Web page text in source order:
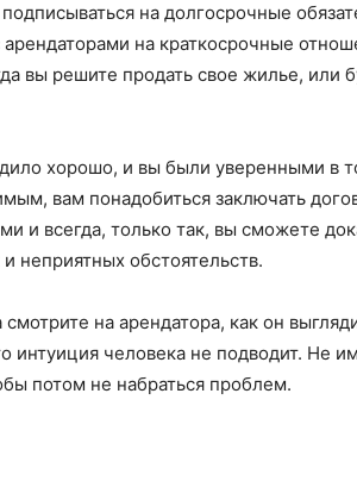
на долгосрочные
арендаторами на краткосрочные
вы решите продать свое жилье, или
хорошо, и вы были уверенными в
вам понадобиться заключать
и всегда, только так, вы сможете
неприятных обстоятельств.
смотрите на арендатора, как он
интуиция человека не подводит. Не
потом не набраться проблем.